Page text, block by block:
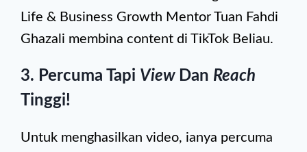
Life & Business Growth Mentor Tuan Fahdi
Ghazali membina content di TikTok Beliau.
3. Percuma Tapi View Dan Reach
Tinggi!
Untuk menghasilkan video, ianya percuma